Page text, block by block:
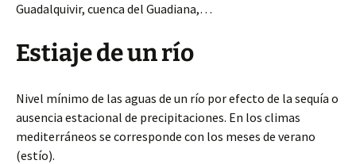
Guadalquivir, cuenca del Guadiana,…
Estiaje de un río
Nivel mínimo de las aguas de un río por efecto de la sequía o
ausencia estacional de precipitaciones. En los climas
mediterráneos se corresponde con los meses de verano
(estío).